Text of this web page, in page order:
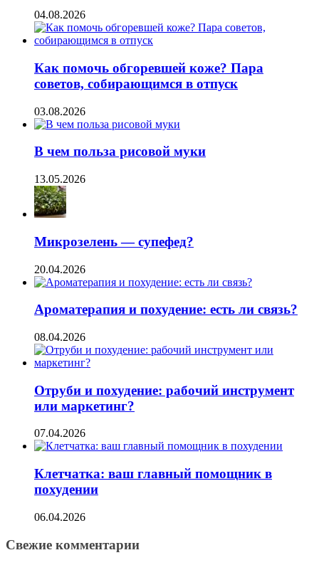
04.08.2026
Как помочь обгоревшей коже? Пара
советов, собирающимся в отпуск
03.08.2026
В чем польза рисовой муки
13.05.2026
Микрозелень — супефед?
20.04.2026
Ароматерапия и похудение: есть ли связь?
08.04.2026
Отруби и похудение: рабочий инструмент
или маркетинг?
07.04.2026
Клетчатка: ваш главный помощник в
похудении
06.04.2026
Свежие комментарии